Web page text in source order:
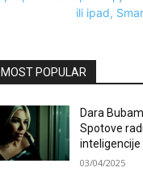
MOST POPULAR
Dara
Spotove
inteligencije
03/04/2025